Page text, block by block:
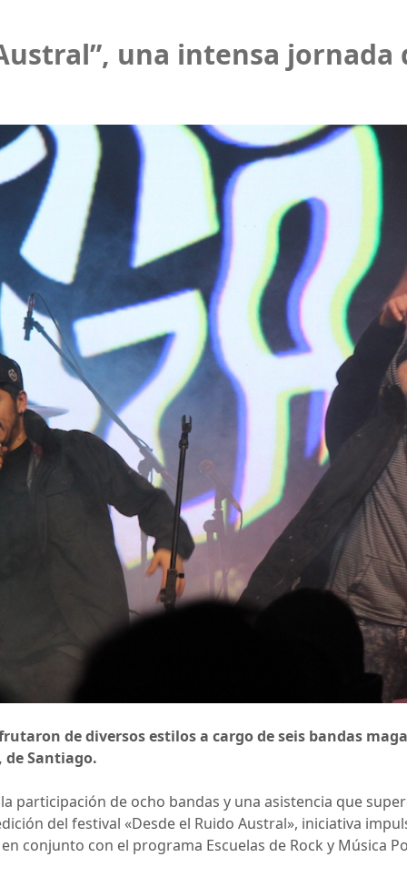
una intensa
de diversos estilos a cargo de seis bandas
de Santiago.
participación de ocho bandas y una asistencia que
del festival «Desde el Ruido Austral», iniciativa
conjunto con el programa Escuelas de Rock y Música